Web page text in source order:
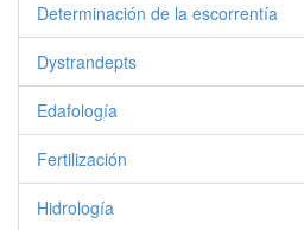
Determinación de la escorrentía
Dystrandepts
Edafología
Fertilización
Hidrología